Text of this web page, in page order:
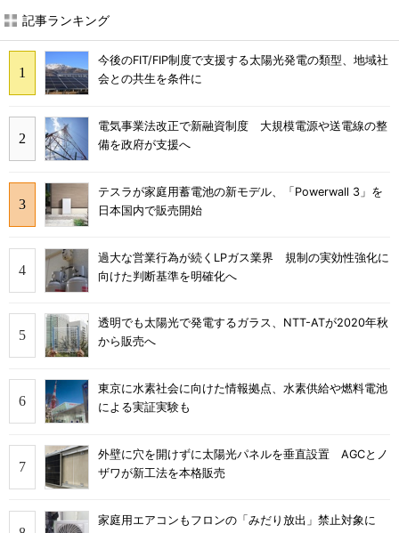
記事ランキング
今後のFIT/FIP制度で支援する太陽光発電の類型、地域社
会との共生を条件に
電気事業法改正で新融資制度 大規模電源や送電線の整
備を政府が支援へ
テスラが家庭用蓄電池の新モデル、「Powerwall 3」を
日本国内で販売開始
過大な営業行為が続くLPガス業界 規制の実効性強化に
向けた判断基準を明確化へ
透明でも太陽光で発電するガラス、NTT-ATが2020年秋
から販売へ
東京に水素社会に向けた情報拠点、水素供給や燃料電池
による実証実験も
外壁に穴を開けずに太陽光パネルを垂直設置 AGCとノ
ザワが新工法を本格販売
家庭用エアコンもフロンの「みだり放出」禁止対象に